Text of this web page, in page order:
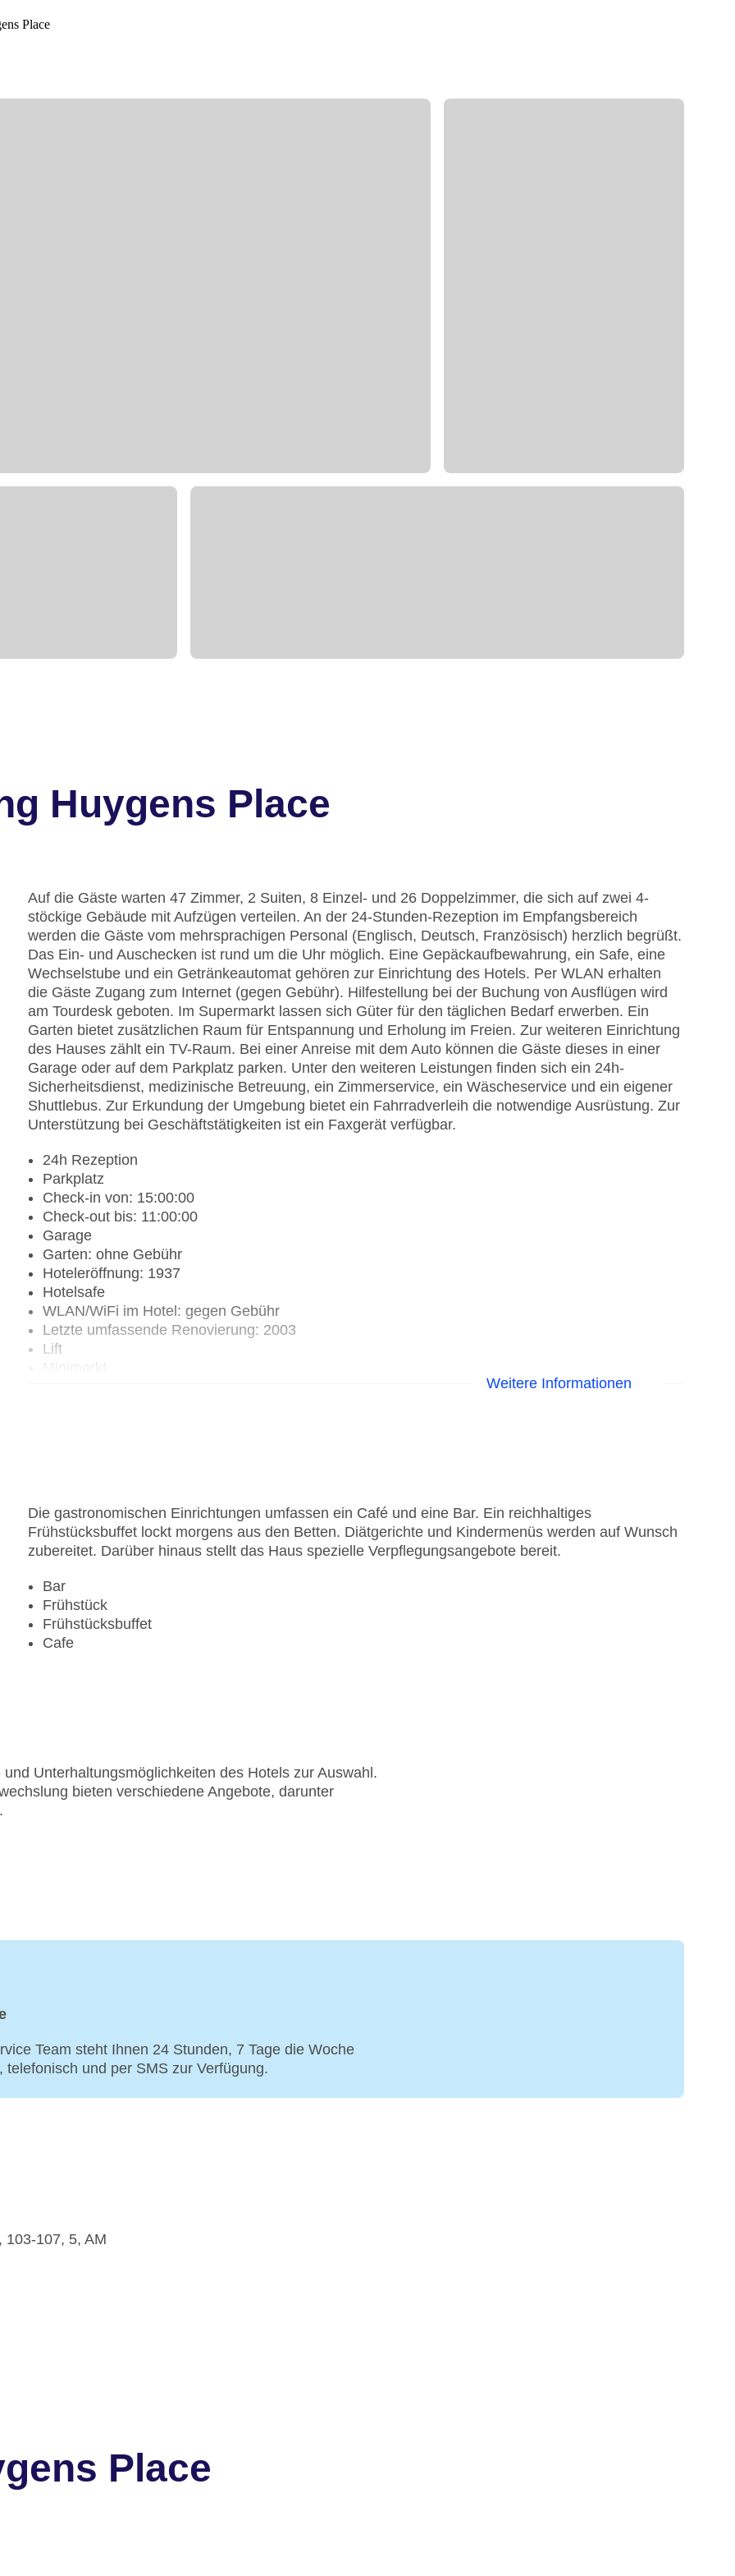
Huygens Place
Auf die Gäste warten 47 Zimmer, 2 Suiten, 8 Einzel- und 26 Doppelzimmer, die sich auf zwei 4-
stöckige Gebäude mit Aufzügen verteilen. An der 24-Stunden-Rezeption im Empfangsbereich
werden die Gäste vom mehrsprachigen Personal (Englisch, Deutsch, Französisch) herzlich begrüßt.
Das Ein- und Auschecken ist rund um die Uhr möglich. Eine Gepäckaufbewahrung, ein Safe, eine
Wechselstube und ein Getränkeautomat gehören zur Einrichtung des Hotels. Per WLAN erhalten
die Gäste Zugang zum Internet (gegen Gebühr). Hilfestellung bei der Buchung von Ausflügen wird
am Tourdesk geboten. Im Supermarkt lassen sich Güter für den täglichen Bedarf erwerben. Ein
Garten bietet zusätzlichen Raum für Entspannung und Erholung im Freien. Zur weiteren Einrichtung
des Hauses zählt ein TV-Raum. Bei einer Anreise mit dem Auto können die Gäste dieses in einer
Garage oder auf dem Parkplatz parken. Unter den weiteren Leistungen finden sich ein 24h-
Sicherheitsdienst, medizinische Betreuung, ein Zimmerservice, ein Wäscheservice und ein eigener
Shuttlebus. Zur Erkundung der Umgebung bietet ein Fahrradverleih die notwendige Ausrüstung. Zur
Unterstützung bei Geschäftstätigkeiten ist ein Faxgerät verfügbar.
24h Rezeption
Parkplatz
Check-in von: 15:00:00
Check-out bis: 11:00:00
Garage
Garten: ohne Gebühr
Hoteleröffnung: 1937
Hotelsafe
WLAN/WiFi im Hotel: gegen Gebühr
Letzte umfassende Renovierung: 2003
Lift
Weitere Informationen
Die gastronomischen Einrichtungen umfassen ein Café und eine Bar. Ein reichhaltiges
Frühstücksbuffet lockt morgens aus den Betten. Diätgerichte und Kindermenüs werden auf Wunsch
zubereitet. Darüber hinaus stellt das Haus spezielle Verpflegungsangebote bereit.
Bar
Frühstück
Frühstücksbuffet
Cafe
Unterhaltungsmöglichkeiten des Hotels zur Auswahl.
bieten verschiedene Angebote, darunter
Team steht Ihnen 24 Stunden, 7 Tage die Woche
und per SMS zur Verfügung.
103-107, 5, AM
Place